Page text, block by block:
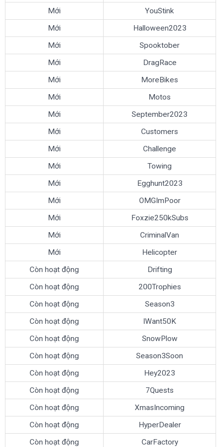
Mới
YouStink
Mới
Halloween2023
Mới
Spooktober
Mới
DragRace
Mới
MoreBikes
Mới
Motos
Mới
September2023
Mới
Customers
Mới
Challenge
Mới
Towing
Mới
Egghunt2023
Mới
OMGImPoor
Mới
Foxzie250kSubs
Mới
CriminalVan
Mới
Helicopter
Còn hoạt động
Drifting
Còn hoạt động
200Trophies
Còn hoạt động
Season3
Còn hoạt động
IWant50K
Còn hoạt động
SnowPlow
Còn hoạt động
Season3Soon
Còn hoạt động
Hey2023
Còn hoạt động
7Quests
Còn hoạt động
XmasIncoming
Còn hoạt động
HyperDealer
Còn hoạt động
CarFactory